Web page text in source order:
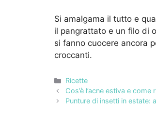
Si amalgama il tutto e
il pangrattato e un filo di
si fanno cuocere ancora
croccanti.
Categorie
Ricette
Cos’è l’acne estiva e
Punture di insetti in estate: